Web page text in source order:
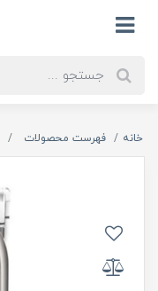
خانه فهرست محصولات